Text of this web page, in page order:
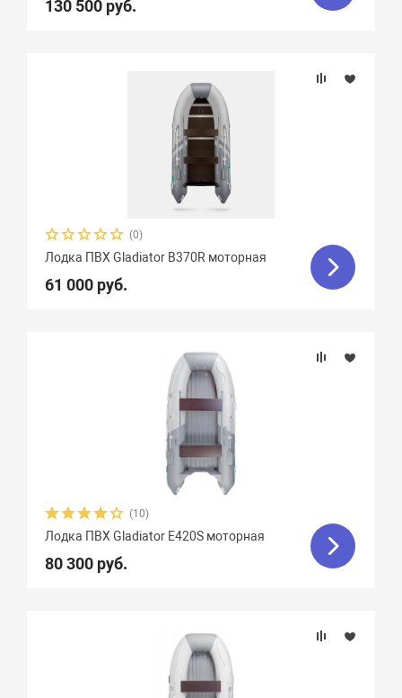
130 500 руб.
(0)
Лодка ПВХ Gladiator B370R моторная
61 000 руб.
(10)
Лодка ПВХ Gladiator E420S моторная
80 300 руб.